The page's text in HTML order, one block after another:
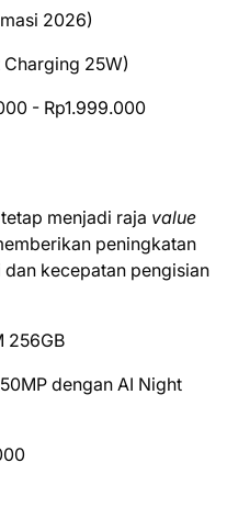
2026)
25W)
- Rp1.999.000
menjadi raja value
peningkatan
kecepatan pengisian
256GB
dengan AI Night